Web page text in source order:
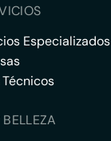
Especializados